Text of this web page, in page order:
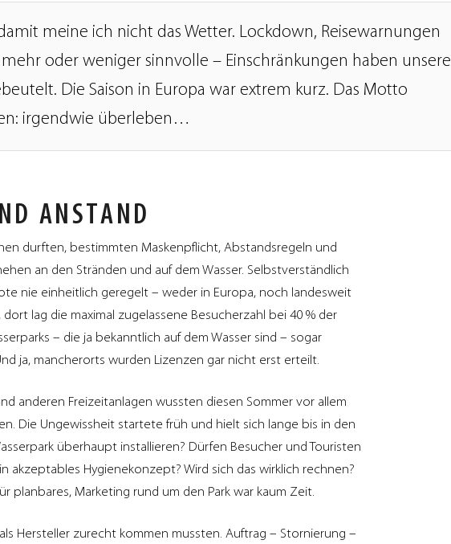
meine ich nicht das Wetter. Lockdown, Reisewarnungen
oder weniger sinnvolle – Einschränkungen haben unsere
Die Saison in Europa war extrem kurz. Das Motto
irgendwie überleben…
ANSTAND
durften, bestimmten Maskenpflicht, Abstandsregeln und
an den Stränden und auf dem Wasser. Selbstverständlich
nie einheitlich geregelt – weder in Europa, noch landesweit
lag die maximal zugelassene Besucherzahl bei 40 % der
– die ja bekanntlich auf dem Wasser sind – sogar
ja, mancherorts wurden Lizenzen gar nicht erst erteilt.
anderen Freizeitanlagen wussten diesen Sommer vor allem
Die Ungewissheit startete früh und hielt sich lange bis in den
überhaupt installieren? Dürfen Besucher und Touristen
akzeptables Hygienekonzept? Wird sich das wirklich rechnen?
planbares, Marketing rund um den Park war kaum Zeit.
Hersteller zurecht kommen mussten. Auftrag – Stornierung –